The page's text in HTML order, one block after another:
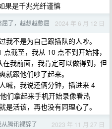
果是千兆光纤谨慎
屈了，越想越憋屈 2024 年 6 月 12 日
不是为自己跟插队的人吵。
截至，我从 10 点不到开始排，
我前面，我肯定可以做得到，但
就跟他们吵了起来。
喊，我说还俩分钟，插进来 4
们拿起来手机开始录像看热
是活该，再也没有同理心了。
腾讯裸辞了 2023 年 11 月 27 日